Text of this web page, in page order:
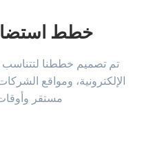
خطط
تم تصميم خططنا لتتناسب
الإلكترونية، ومواقع
مستقر